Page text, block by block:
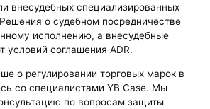
внесудебных специализированных
о судебном посредничестве
исполнению, а внесудебные
условий соглашения ADR.
о регулировании торговых марок в
со специалистами YB Case. Мы
по вопросам защиты